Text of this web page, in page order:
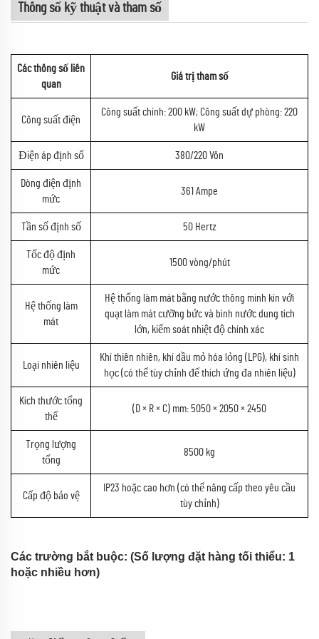
Thông số kỹ thuật và tham số
Các thông số liên
quan
Giá trị tham số
Công suất điện
Công suất chính: 200 kW; Công suất dự phòng: 220
kW
Điện áp định số 380/220 Vôn
Dòng điện định
mức
361 Ampe
Tần số định số 50 Hertz
Tốc độ định
mức
1500 vòng/phút
Hệ thống làm
mát
Hệ thống làm mát bằng nước thông minh kín với
quạt làm mát cưỡng bức và bình nước dung tích
lớn, kiểm soát nhiệt độ chính xác
Loại nhiên liệu
Khí thiên nhiên, khí dầu mỏ hóa lỏng (LPG), khí sinh
học (có thể tùy chỉnh để thích ứng đa nhiên liệu)
Kích thước tổng
thể
(D × R × C) mm: 5050 × 2050 × 2450
Trọng lượng
tổng
8500 kg
Cấp độ bảo vệ
IP23 hoặc cao hơn (có thể nâng cấp theo yêu cầu
tùy chỉnh)
Các trường bắt buộc: (Số lượng đặt hàng tối thiểu: 1
hoặc nhiều hơn)